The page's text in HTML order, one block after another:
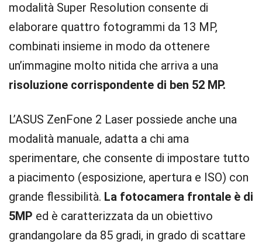
modalità Super Resolution consente di
elaborare quattro fotogrammi da 13 MP,
combinati insieme in modo da ottenere
un’immagine molto nitida che arriva a una
risoluzione corrispondente di ben 52 MP.
L’ASUS ZenFone 2 Laser possiede anche una
modalità manuale, adatta a chi ama
sperimentare, che consente di impostare tutto
a piacimento (esposizione, apertura e ISO) con
grande flessibilità. La fotocamera frontale è di
5MP ed è caratterizzata da un obiettivo
grandangolare da 85 gradi, in grado di scattare